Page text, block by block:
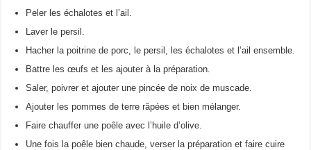
Peler les échalotes et l’ail.
Laver le persil.
Hacher la poitrine de porc, le persil, les échalotes et l’ail ensemble.
Battre les œufs et les ajouter à la préparation.
Saler, poivrer et ajouter une pincée de noix de muscade.
Ajouter les pommes de terre râpées et bien mélanger.
Faire chauffer une poêle avec l’huile d’olive.
Une fois la poêle bien chaude, verser la préparation et faire cuire